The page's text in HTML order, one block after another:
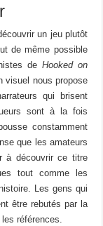
un jeu plutôt
de même possible
de Hooked on
visuel nous propose
qui brisent
sont à la fois
constamment
que les amateurs
à découvrir ce titre
tout comme les
Les gens qui
être rebutés par la
références.